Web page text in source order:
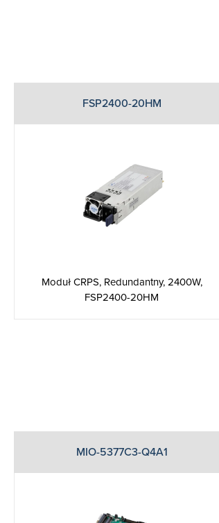
FSP2400-20HM
Moduł CRPS, Redundantny, 2400W,
FSP2400-20HM
MIO-5377C3-Q4A1